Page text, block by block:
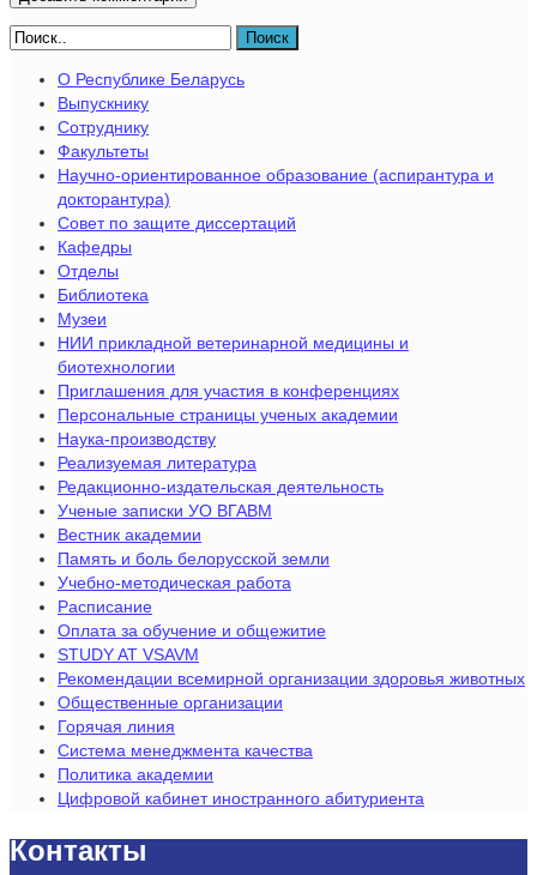
Поиск
О Республике Беларусь
Выпускнику
Сотруднику
Факультеты
Научно-ориентированное образование (аспирантура и
докторантура)
Совет по защите диссертаций
Кафедры
Отделы
Библиотека
Музеи
НИИ прикладной ветеринарной медицины и
биотехнологии
Приглашения для участия в конференциях
Персональные страницы ученых академии
Наука-производству
Реализуемая литература
Редакционно-издательская деятельность
Ученые записки УО ВГАВМ
Вестник академии
Память и боль белорусской земли
Учебно-методическая работа
Расписание
Оплата за обучение и общежитие
STUDY AT VSAVM
Рекомендации всемирной организации здоровья животных
Общественные организации
Горячая линия
Система менеджмента качества
Политика академии
Цифровой кабинет иностранного абитуриента
Контакты